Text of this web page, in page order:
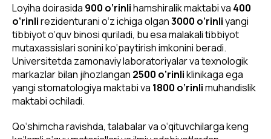
Loyiha doirasida 900 o‘rinlihamshiralik maktabi va 400
o‘rinlirezidenturani o‘z ichiga olgan3000 o‘rinliyangi
tibbiyot o‘quv binosi quriladi, bu esa malakali tibbiyot
mutaxassislari sonini ko‘paytirish imkonini beradi.
Universitetda zamonaviy laboratoriyalar va texnologik
markazlar bilan jihozlangan 2500 o‘rinliklinikaga ega
yangi stomatologiya maktabi va 1800 o‘rinlimuhandislik
maktabi ochiladi.
Qo‘shimcha ravishda, talabalar va o‘qituvchilarga keng